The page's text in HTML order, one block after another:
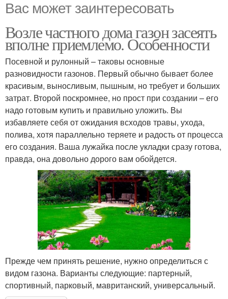
Вас может заинтересовать
Возле частного дома газон засеять
вполне приемлемо. Особенности
Посевной и рулонный – таковы основные
разновидности газонов. Первый обычно бывает более
красивым, выносливым, пышным, но требует и больших
затрат. Второй поскромнее, но прост при создании – его
надо готовым купить и правильно уложить. Вы
избавляете себя от ожидания всходов травы, ухода,
полива, хотя параллельно теряете и радость от процесса
его создания. Ваша лужайка после укладки сразу готова,
правда, она довольно дорого вам обойдется.
Прежде чем принять решение, нужно определиться с
видом газона. Варианты следующие: партерный,
спортивный, парковый, мавританский, универсальный.